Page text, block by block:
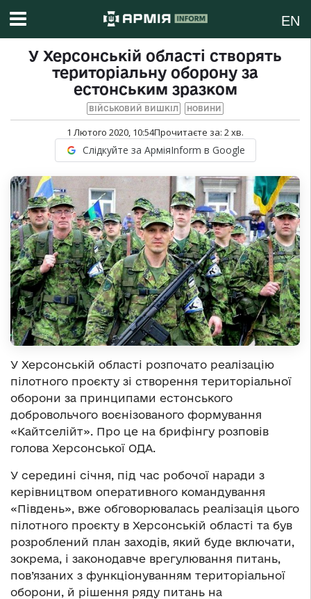
EN
У Херсонській області створять
територіальну оборону за
естонським зразком
ВІЙСЬКОВИЙ ВИШКІЛ НОВИНИ
1 Лютого 2020, 10:54Прочитаєте за: 2хв.
Слідкуйте за АрміяInform в Google
У Херсонській області розпочато реалізацію
пілотного проєкту зі створення територіальної
оборони за принципами естонського
добровольчого воєнізованого формування
«Кайтселійт». Про це на брифінгу розповів
голова Херсонської ОДА.
У середині січня, під час робочої наради з
керівництвом оперативного командування
«Південь», вже обговорювалась реалізація цього
пілотного проєкту в Херсонській області та був
розроблений план заходів, який буде включати,
зокрема, і законодавче врегулювання питань,
пов’язаних з функціонуванням територіальної
оборони, й рішення ряду питань на